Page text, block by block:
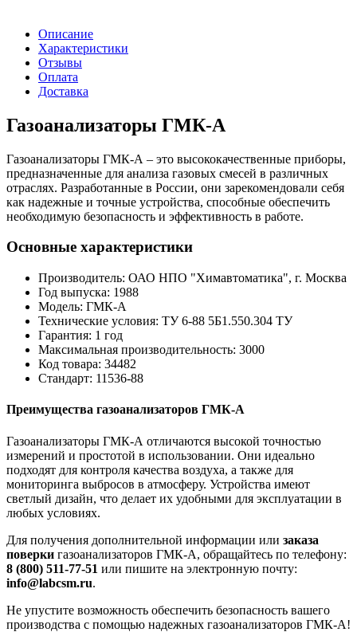
Описание
Характеристики
Отзывы
Оплата
Доставка
Газоанализаторы ГМК-А
Газоанализаторы ГМК-А – это высококачественные приборы,
предназначенные для анализа газовых смесей в различных
отраслях. Разработанные в России, они зарекомендовали себя
как надежные и точные устройства, способные обеспечить
необходимую безопасность и эффективность в работе.
Основные характеристики
Производитель: ОАО НПО "Химавтоматика", г. Москва
Год выпуска: 1988
Модель: ГМК-А
Технические условия: ТУ 6-88 5Б1.550.304 ТУ
Гарантия: 1 год
Максимальная производительность: 3000
Код товара: 34482
Стандарт: 11536-88
Преимущества газоанализаторов ГМК-А
Газоанализаторы ГМК-А отличаются высокой точностью
измерений и простотой в использовании. Они идеально
подходят для контроля качества воздуха, а также для
мониторинга выбросов в атмосферу. Устройства имеют
светлый дизайн, что делает их удобными для эксплуатации в
любых условиях.
Для получения дополнительной информации или заказа
поверки газоанализаторов ГМК-А, обращайтесь по телефону:
8 (800) 511-77-51 или пишите на электронную почту:
info@labcsm.ru.
Не упустите возможность обеспечить безопасность вашего
производства с помощью надежных газоанализаторов ГМК-А!